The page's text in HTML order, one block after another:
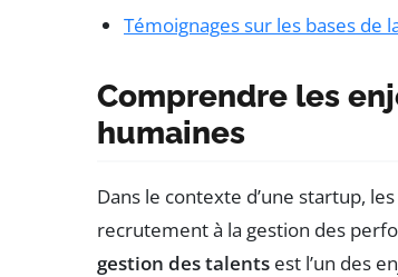
Témoignages sur les bases de
Comprendre les
humaines
Dans le contexte d’une startup,
recrutement à la gestion des
gestion des talents est l’un des